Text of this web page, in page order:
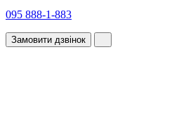
095 888-1-883
Замовити дзвінок